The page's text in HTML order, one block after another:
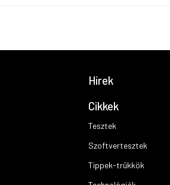
Hírek
Cikkek
Tesztek
Szoftvertesztek
Tippek-trükkök